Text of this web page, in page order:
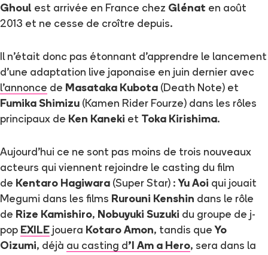
Ghoul est arrivée en France chez Glénat en août
2013 et ne cesse de croître depuis.
Il n'était donc pas étonnant d'apprendre le lancement
d'une adaptation live japonaise en juin dernier avec
l'annonce de Masataka Kubota (Death Note) et
Fumika Shimizu (Kamen Rider Fourze) dans les rôles
principaux de Ken Kaneki et Toka Kirishima.
Aujourd'hui ce ne sont pas moins de trois nouveaux
acteurs qui viennent rejoindre le casting du film
de Kentaro Hagiwara (Super Star) : Yu Aoi qui jouait
Megumi dans les films Rurouni Kenshin dans le rôle
de Rize Kamishiro, Nobuyuki Suzuki du groupe de j-
pop EXILE jouera Kotaro Amon, tandis que Yo
Oizumi, déjà au casting d 'I Am a Hero, sera dans la